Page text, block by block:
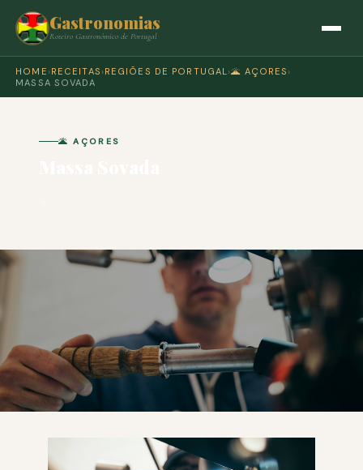
Gastronomias
Roteiro Gastronómico de Portugal
HOME › RECEITAS › REGIÕES DE PORTUGAL›🌋 AÇORES ›
MASSA SOVADA
🌋 AÇORES